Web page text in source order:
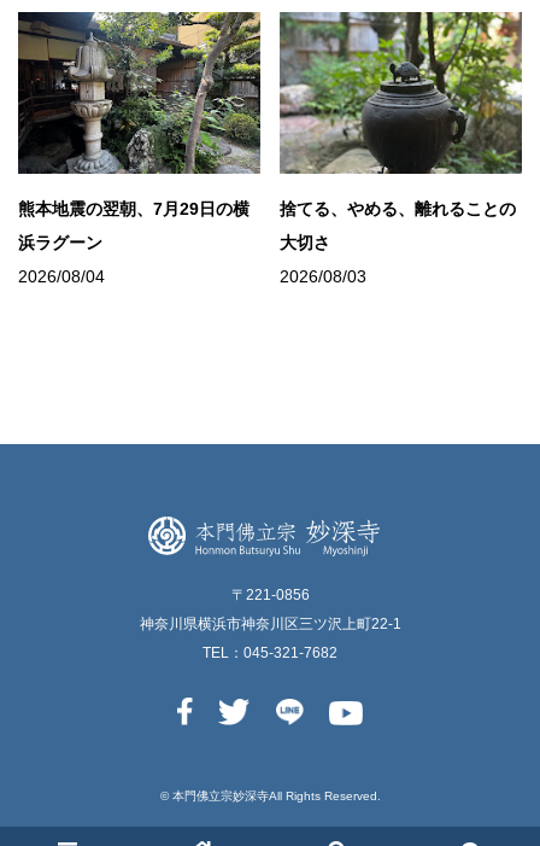
熊本地震の翌朝、7月29日の横
浜ラグーン
2026/08/04
捨てる、やめる、離れることの
大切さ
2026/08/03
〒221-0856
神奈川県横浜市神奈川区三ツ沢上町22-1
TEL：045-321-7682
© 本⾨佛⽴宗妙深寺All Rights Reserved.